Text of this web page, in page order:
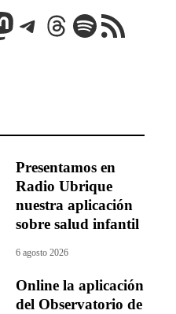
Telegram
Threads
Spotify
Feed RSS
Presentamos en
Radio Ubrique
nuestra aplicación
sobre salud infantil
6 agosto 2026
Online la aplicación
del Observatorio de